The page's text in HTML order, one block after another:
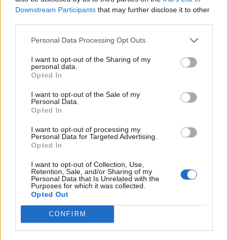
Downstream Participants that may further disclose it to other
Personal Data Processing Opt Outs
I want to opt-out of the Sharing of my
personal data.
Opted In
I want to opt-out of the Sale of my
Personal Data.
Opted In
I want to opt-out of processing my
Personal Data for Targeted Advertising.
Opted In
I want to opt-out of Collection, Use,
Retention, Sale, and/or Sharing of my
Personal Data that Is Unrelated with the
Purposes for which it was collected.
Opted Out
CONFIRM
Άγιος Νικόλαος: Πρόσκληση συμμετοχής στα «Κρητικά
Μαγειρέματα»
Λάρισα: Μάχη στη ΜΕΘ για τον 43χρονο που έπεσε από
ηλεκτρικό πατίνι
Συνετρίβη πυροσβεστικό ελικόπτερο ενώ
ΚΟΣΜΟΣ 09:53
ελικόπτερο ενώ επιχειρούσε σε
Γιούτα